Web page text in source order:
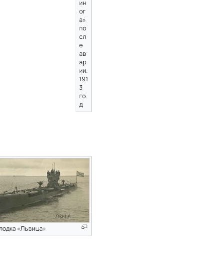
ин
ог
а»
по
сл
е
ав
ар
ии.
191
3
го
д
«Львица»